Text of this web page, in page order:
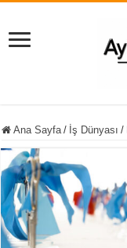
Ana Sayfa / İş Dünyası /